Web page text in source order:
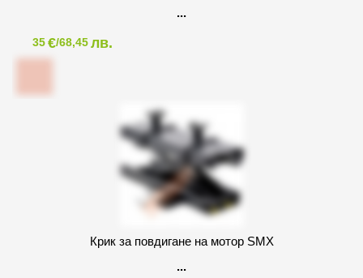
35€/68,45лв.
Крик за повдигане на мотор SMX